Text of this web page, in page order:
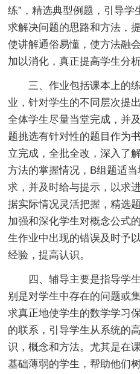
练”，精选典型例题，引导
求解决问题的思路和方法，
使讲解通俗易懂，使方法融
加以消化，真正提高学生分
三、作业包括课本上的练
业，针对学生的不同层次提
全体学生尽量当堂完成，并
题挑选有针对性的题目作为
立完成，全批全改，深入了
方法的掌握情况，B组题适
求，并及时给与提示，以求
据实际情况灵活把握，精选
加强和深化学生对概念公式
生作业中出现的错误及时予
经验，提高认识。
四、辅导主要是指导学生
别是对学生中存在的问题或
求真正地使学生的数学学习
的联系，引导学生从系统的
识，概念和方法。尤其是在
基础薄弱的学生，帮助他们